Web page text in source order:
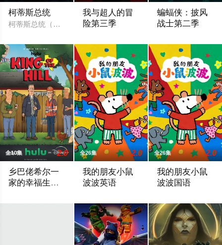
柯蒂斯总统
柯蒂斯总统（凯斯·大卫 Keith David 配音）及其古怪的幕僚团
我与超人的冒
险第三季
蝙蝠侠：披风
战士第二季
全10集 2.0
乡巴佬希尔一
家的幸福生活
全26集 2.0
我的朋友小鼠
波波英语
全26集 2.0
我的朋友小鼠
波波国语